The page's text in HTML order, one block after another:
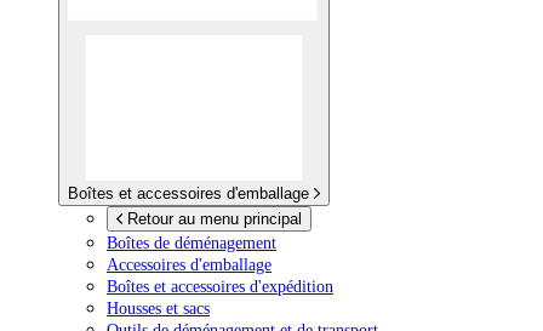
Boîtes et accessoires d'emballage
Retour au menu principal
Boîtes de déménagement
Accessoires d'emballage
Boîtes et accessoires d'expédition
Housses et sacs